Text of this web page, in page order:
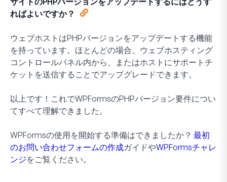
ればよいですか？
ウェブホストはPHPバージョンをアップデートする機能
を持っています。ほとんどの場合、ウェブホスティング
コントロールパネル内から、またはホストにサポートチ
ケットを送信することでアップグレードできます。
以上です！これでWPFormsのPHPバージョン要件につい
てすべて理解できました。
WPFormsの使用を開始する準備はできましたか？ 最初
のお問い合わせフォームの作成ガイドやWPFormsチャレ
ンジをご覧ください。